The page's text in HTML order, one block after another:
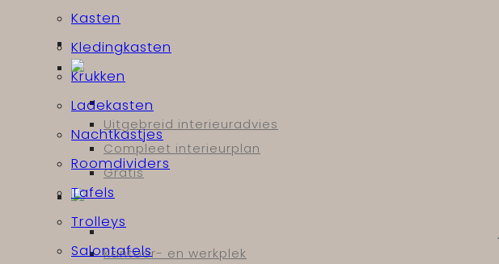
Uitgebreid interieuradvies
Compleet interieurplan
Gratis
Kantoor- en werkplek
Kasten
Kledingkasten
Krukken
Ladekasten
Nachtkastjes
Roomdividers
Tafels
Trolleys
Salontafels